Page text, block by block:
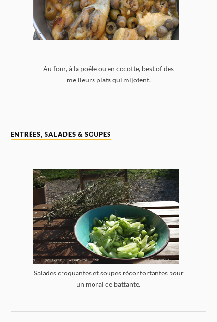
Au four, à la poêle ou en cocotte, best of des
meilleurs plats qui mijotent.
ENTRÉES, SALADES & SOUPES
Salades croquantes et soupes réconfortantes pour
un moral de battante.